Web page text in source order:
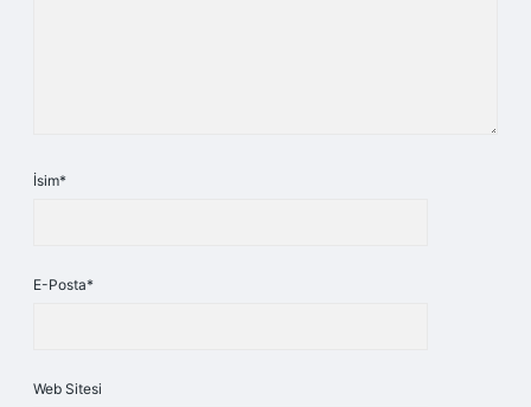
İsim*
E-Posta*
Web Sitesi